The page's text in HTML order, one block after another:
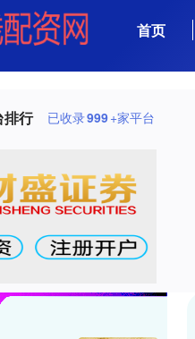
首页
排行 已收录999+家平台